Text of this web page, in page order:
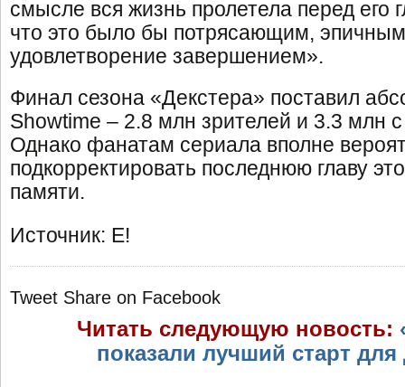
смысле вся жизнь пролетела перед его
что это было бы потрясающим,
удовлетворение завершением».
Финал сезона «Декстера» поставил
Showtime – 2.8 млн зрителей и 3.3 млн
Однако фанатам сериала вполне
подкорректировать последнюю главу
памяти.
Источник: E!
Tweet Share on Facebook
Читать следующую новость:
показали лучший старт